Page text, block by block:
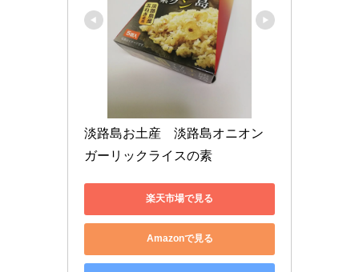
淡路島お土産　淡路島オニオン
ガーリックライスの素
楽天市場で見る
Amazonで見る